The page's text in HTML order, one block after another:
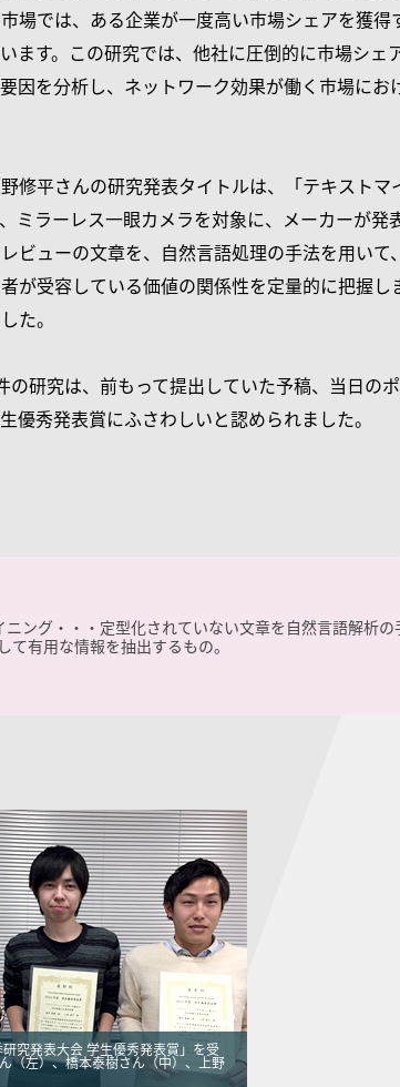
場では、ある企業が一度高い市場シェアを獲
ます。この研究では、他社に圧倒的に市場シ
因を分析し、ネットワーク効果が働く市場にお
修平さんの研究発表タイトルは、「テキスト
ミラーレス一眼カメラを対象に、メーカーが
ビューの文章を、自然言語処理の手法を用い
が受容している価値の関係性を定量的に把握
た。
の研究は、前もって提出していた予稿、当日の
優秀発表賞にふさわしいと認められました。
ニング・・・定型化されていない文章を自然言語解析
て有用な情報を抽出するもの。
研究発表大会 学生優秀発表賞」を受
（左）、橋本泰樹さん（中）、上野